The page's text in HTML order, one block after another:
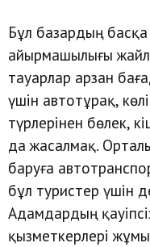
Бұл базардың
айырмашылығы
тауарлар арзан
үшін автотұрақ,
түрлерінен бөлек,
да жасалмақ.
баруға
бұл туристер үшін
Адамдардың
қызметкерлері